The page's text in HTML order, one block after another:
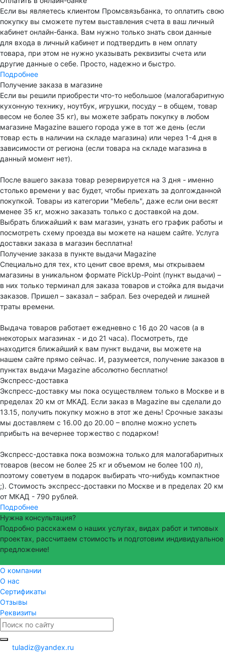
Если вы являетесь клиентом Промсвязьбанка, то оплатить свою
покупку вы сможете путем выставления счета в ваш личный
кабинет онлайн-банка. Вам нужно только знать свои данные
для входа в личный кабинет и подтвердить в нем оплату
товара, при этом не нужно указывать реквизиты счета или
другие данные о себе. Просто, надежно и быстро.
Подробнее
Получение заказа в магазине
Если вы решили приобрести что-то небольшое (малогабаритную
кухонную технику, ноутбук, игрушки, посуду – в общем, товар
весом не более 35 кг), вы можете забрать покупку в любом
магазине Magazine вашего города уже в тот же день (если
товар есть в наличии на складе магазина) или через 1-4 дня в
зависимости от региона (если товара на складе магазина в
данный момент нет).
После вашего заказа товар резервируется на 3 дня - именно
столько времени у вас будет, чтобы приехать за долгожданной
покупкой. Товары из категории "Мебель", даже если они весят
менее 35 кг, можно заказать только с доставкой на дом.
Выбрать ближайший к вам магазин, узнать его график работы и
посмотреть схему проезда вы можете на нашем сайте. Услуга
доставки заказа в магазин бесплатна!
Получение заказа в пункте выдачи Magazine
Специально для тех, кто ценит свое время, мы открываем
магазины в уникальном формате PickUp-Point (пункт выдачи) –
в них только терминал для заказа товаров и стойка для выдачи
заказов. Пришел – заказал – забрал. Без очередей и лишней
траты времени.
Выдача товаров работает ежедневно с 16 до 20 часов (а в
некоторых магазинах - и до 21 часа). Посмотреть, где
находится ближайший к вам пункт выдачи, вы можете на
нашем сайте прямо сейчас. И, разумеется, получение заказов в
пунктах выдачи Magazine абсолютно бесплатно!
Экспресс-доставка
Экспресс-доставку мы пока осуществляем только в Москве и в
пределах 20 км от МКАД. Если заказ в Magazine вы сделали до
13.15, получить покупку можно в этот же день! Срочные заказы
мы доставляем с 16.00 до 20.00 – вполне можно успеть
прибыть на вечернее торжество с подарком!
Экспресс-доставка пока возможна только для малогабаритных
товаров (весом не более 25 кг и объемом не более 100 л),
поэтому советуем в подарок выбирать что-нибудь компактное
;). Стоимость экспресс-доставки по Москве и в пределах 20 км
от МКАД - 790 рублей.
Подробнее
Нужна консультация?
Подробно расскажем о наших услугах, видах работ и типовых
проектах, рассчитаем стоимость и подготовим индивидуальное
предложение!
О компании
О нас
Сертификаты
Отзывы
Реквизиты
tuladiz@yandex.ru